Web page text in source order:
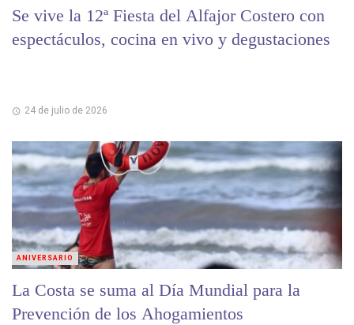
Se vive la 12ª Fiesta del Alfajor Costero con
espectáculos, cocina en vivo y degustaciones
24 de julio de 2026
La Costa se suma al Día Mundial para la
Prevención de los Ahogamientos
ANIVERSARIO